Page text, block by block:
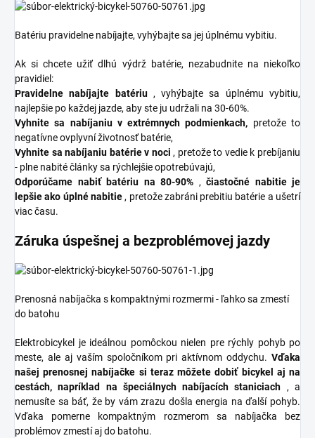
Batériu pravidelne nabíjajte, vyhýbajte sa jej úplnému vybitiu.
Ak si chcete užiť dlhú výdrž batérie, nezabudnite na niekoľko
pravidiel:
Pravidelne nabíjajte batériu, vyhýbajte sa úplnému vybitiu,
najlepšie po každej jazde, aby ste ju udržali na 30-60%.
Vyhnite sa nabíjaniu v extrémnych podmienkach, pretože to
negatívne ovplyvní životnosť batérie,
Vyhnite sa nabíjaniu batérie v noci , pretože to vedie k prebíjaniu
- plne nabité články sa rýchlejšie opotrebúvajú,
Odporúčame nabiť batériu na 80-90% , čiastočné nabitie je
lepšie ako úplné nabitie, pretože zabráni prebitiu batérie a ušetrí
viac času.
Záruka úspešnej a bezproblémovej jazdy
Prenosná nabíjačka s kompaktnými rozmermi - ľahko sa zmestí
do batohu
Elektrobicykel je ideálnou pomôckou nielen pre rýchly pohyb po
meste, ale aj vaším spoločníkom pri aktívnom oddychu. Vďaka
našej prenosnej nabíjačke si teraz môžete dobiť bicykel aj na
cestách, napríklad na špeciálnych nabíjacích staniciach , a
nemusíte sa báť, že by vám zrazu došla energia na ďalší pohyb.
Vďaka pomerne kompaktným rozmerom sa nabíjačka bez
problémov zmestí aj do batohu.